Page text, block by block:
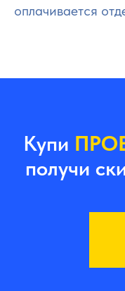
оплачивается
Купи
получи